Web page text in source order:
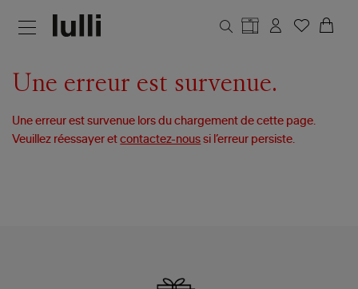
Une erreur est survenue.
Une erreur est survenue lors du chargement de cette page.
Veuillez réessayer etcontactez-nous si l’erreur persiste.